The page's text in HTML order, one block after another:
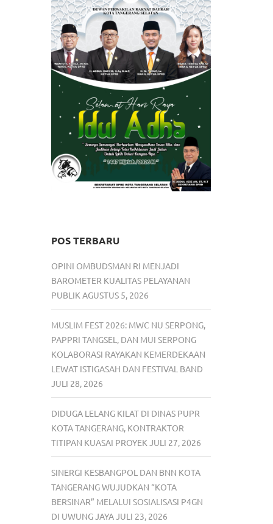
POS TERBARU
OPINI OMBUDSMAN RI MENJADI
BAROMETER KUALITAS PELAYANAN
PUBLIK AGUSTUS 5, 2026
MUSLIM FEST 2026: MWC NU SERPONG,
PAPPRI TANGSEL, DAN MUI SERPONG
KOLABORASI RAYAKAN KEMERDEKAAN
LEWAT ISTIGASAH DAN FESTIVAL BAND
JULI 28, 2026
DIDUGA LELANG KILAT DI DINAS PUPR
KOTA TANGERANG, KONTRAKTOR
TITIPAN KUASAI PROYEK JULI 27, 2026
SINERGI KESBANGPOL DAN BNN KOTA
TANGERANG WUJUDKAN “KOTA
BERSINAR” MELALUI SOSIALISASI P4GN
DI UWUNG JAYAJULI 23, 2026